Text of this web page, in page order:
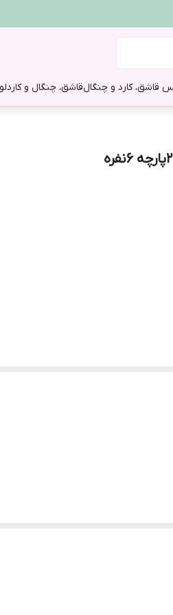
قاشق، کارد و چنگالقاشق، چنگال و کارد